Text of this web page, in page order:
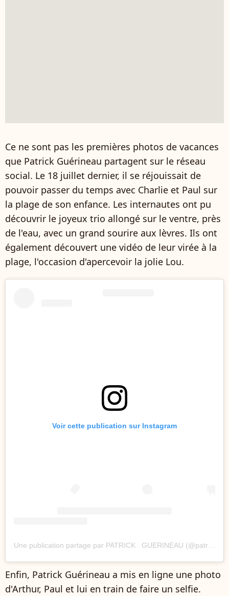
Ce ne sont pas les premières photos de vacances
que Patrick Guérineau partagent sur le réseau
social. Le 18 juillet dernier, il se réjouissait de
pouvoir passer du temps avec Charlie et Paul sur
la plage de son enfance. Les internautes ont pu
découvrir le joyeux trio allongé sur le ventre, près
de l'eau, avec un grand sourire aux lèvres. Ils ont
également découvert une vidéo de leur virée à la
plage, l'occasion d'apercevoir la jolie Lou.
Voir cette publication sur Instagram
Enfin, Patrick Guérineau a mis en ligne une photo
d'Arthur, Paul et lui en train de faire un selfie.